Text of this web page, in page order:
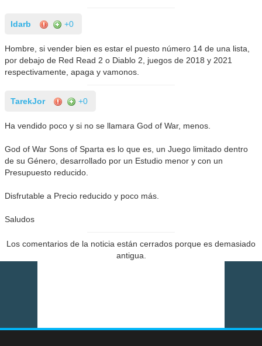
Idarb +0
Hombre, si vender bien es estar el puesto número 14 de una lista,
por debajo de Red Read 2 o Diablo 2, juegos de 2018 y 2021
respectivamente, apaga y vamonos.
TarekJor +0
Ha vendido poco y si no se llamara God of War, menos.
God of War Sons of Sparta es lo que es, un Juego limitado dentro
de su Género, desarrollado por un Estudio menor y con un
Presupuesto reducido.
Disfrutable a Precio reducido y poco más.
Saludos
Los comentarios de la noticia están cerrados porque es demasiado
antigua.